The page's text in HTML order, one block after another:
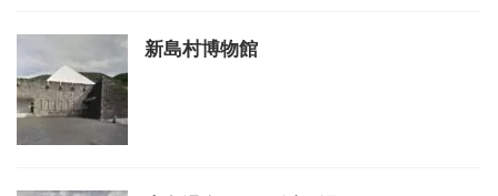
新島村博物館